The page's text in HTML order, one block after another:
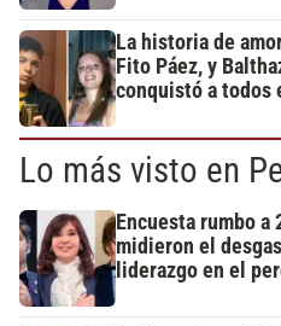
La historia de
Fito Páez, y
conquistó a todos
Lo más visto en
Encuesta rumbo
midieron el
liderazgo en el